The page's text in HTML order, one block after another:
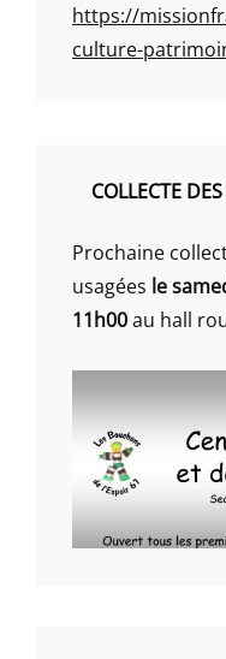
https://
culture-
COLLECTE
Prochaine
usagées le
11h00au hall